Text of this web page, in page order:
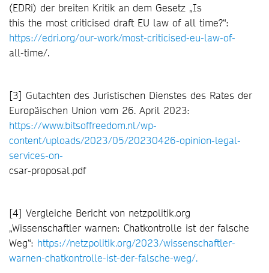
(EDRi) der breiten Kritik an dem Gesetz „Is
this the most criticised draft EU law of all time?“:
https://edri.org/our-work/most-criticised-eu-law-of-
all-time/.
[3] Gutachten des Juristischen Dienstes des Rates der
Europäischen Union vom 26. April 2023:
https://www.bitsoffreedom.nl/wp-
content/uploads/2023/05/20230426-opinion-legal-
services-on-
csar-proposal.pdf
[4] Vergleiche Bericht von netzpolitik.org
„Wissenschaftler warnen: Chatkontrolle ist der falsche
Weg“: https://netzpolitik.org/2023/wissenschaftler-
warnen-chatkontrolle-ist-der-falsche-weg/.